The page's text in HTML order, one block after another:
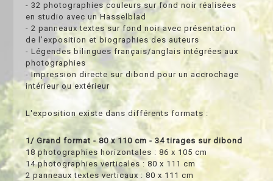
- 32 photographies couleurs sur fond noir réalisées
en studio avec un Hasselblad
- 2 panneaux textes sur fond noir avec présentation
de l’exposition et biographies des auteurs
- Légendes bilingues français/anglais intégrées aux
photographies
- Impression directe sur dibond pour un accrochage
intérieur ou extérieur
L'exposition existe dans différents formats :
1/ Grand format - 80 x 110 cm - 34 tirages sur dibond
18 photographies horizontales : 86 x 105 cm
14 photographies verticales : 80 x 111 cm
2 panneaux textes verticaux : 80 x 111 cm